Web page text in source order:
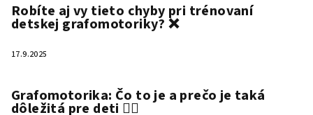
Robíte aj vy tieto chyby pri trénovaní
detskej grafomotoriky? ❌
17.9.2025
Grafomotorika: Čo to je a prečo je taká
dôležitá pre deti ✍🏻